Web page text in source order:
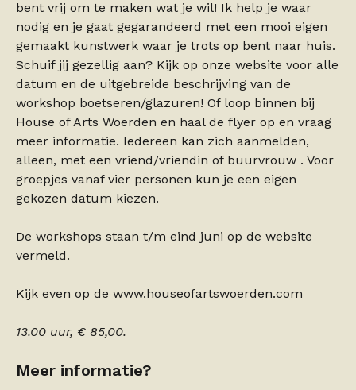
bent vrij om te maken wat je wil! Ik help je waar
nodig en je gaat gegarandeerd met een mooi eigen
gemaakt kunstwerk waar je trots op bent naar huis.
Schuif jij gezellig aan? Kijk op onze website voor alle
datum en de uitgebreide beschrijving van de
workshop boetseren/glazuren! Of loop binnen bij
House of Arts Woerden en haal de flyer op en vraag
meer informatie. Iedereen kan zich aanmelden,
alleen, met een vriend/vriendin of buurvrouw . Voor
groepjes vanaf vier personen kun je een eigen
gekozen datum kiezen.
De workshops staan t/m eind juni op de website
vermeld.
Kijk even op de www.houseofartswoerden.com
13.00 uur, € 85,00.
Meer informatie?